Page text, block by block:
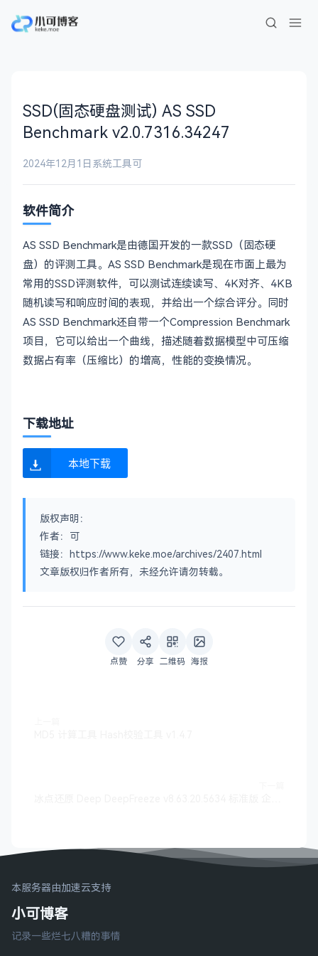
SSD(固态硬盘测试) AS SSD
Benchmark v2.0.7316.34247
2024年12月1日 系统工具可
软件简介
AS SSD Benchmark是由德国开发的一款SSD（固态硬
盘）的评测工具。AS SSD Benchmark是现在市面上最为
常用的SSD评测软件，可以测试连续读写、4K对齐、4KB
随机读写和响应时间的表现，并给出一个综合评分。同时
AS SSD Benchmark还自带一个Compression Benchmark
项目，它可以给出一个曲线，描述随着数据模型中可压缩
数据占有率（压缩比）的增高，性能的变换情况。
下载地址
本地下载
版权声明：
作者：可
链接：https://www.keke.moe/archives/2407.html
文章版权归作者所有，未经允许请勿转载。
点赞 分享 二维码 海报
本服务器由加速云支持
小可博客
记录一些烂七八糟的事情